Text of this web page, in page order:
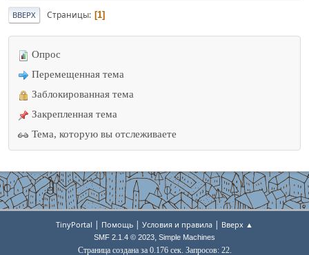
ВВЕРХ Страницы 1
Опрос
Перемещенная тема
Заблокированная тема
Закрепленная тема
Тема, которую вы отслеживаете
TinyPortal | Помощь | Условия и правила | Вверх ▲
SMF 2.1.4 © 2023, Simple Machines
Страница создана за 0.176 сек. Запросов: 22.